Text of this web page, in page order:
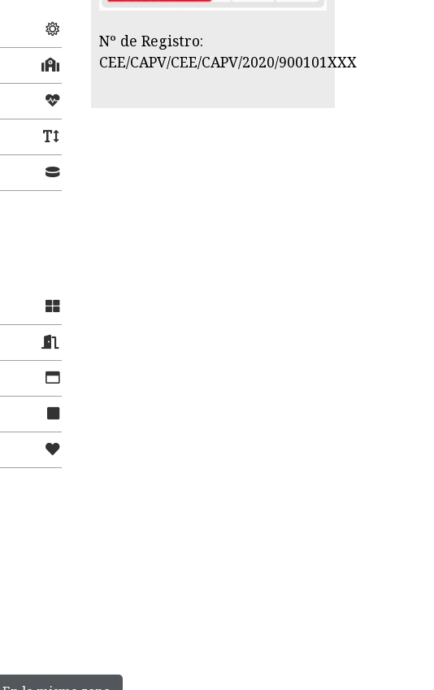
Nº de Registro:
CEE/CAPV/CEE/CAPV/2020/900101XXX